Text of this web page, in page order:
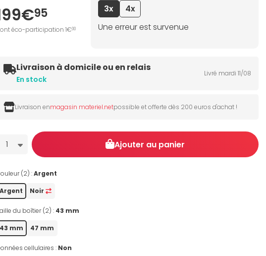
95
éco-participation 1€00
3x
4x
Une erreur est survenue
Livraison à domicile ou en relais
En stock
Livré mardi 11/08
Livraison enmagasin materiel.netpossible et offerte dès 200 euros d'achat !
Quantité
1 Ajouter au panier
(2) :Argent
Argent Noir
du boîtier (2) : 43 mm
43 mm 47 mm
cellulaires : Non